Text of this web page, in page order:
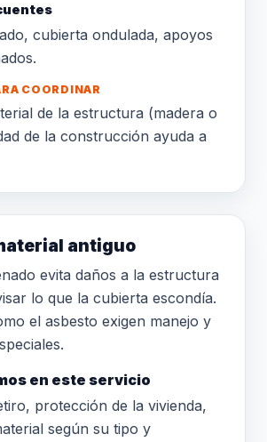
cubierta ondulada, apoyos
COORDINAR
de la estructura (madera o
de la construcción ayuda a
antiguo
evita daños a la estructura
lo que la cubierta escondía.
el asbesto exigen manejo y
en este servicio
protección de la vivienda,
según su tipo y